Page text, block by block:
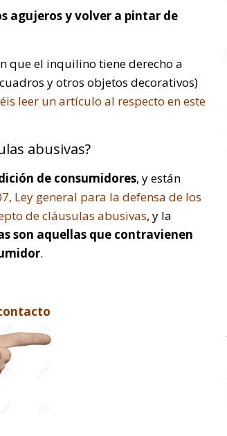
agujeros y volver a pintar de
que el inquilino tiene derecho a
y otros objetos decorativos)
leer un artículo al respecto en este
abusivas?
de consumidores, y están
Ley general para la defensa de los
de cláusulas abusivas, y la
son aquellas que contravienen
.